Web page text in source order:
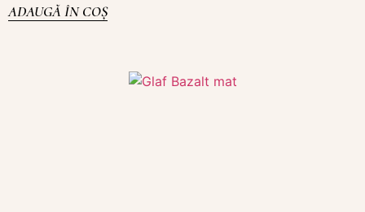
ADAUGĂ ÎN COȘ